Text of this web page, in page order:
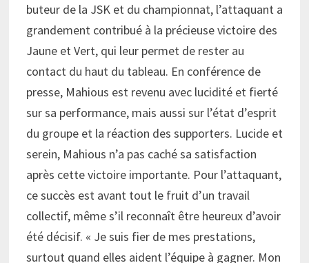
buteur de la JSK et du championnat, l’attaquant a
grandement contribué à la précieuse victoire des
Jaune et Vert, qui leur permet de rester au
contact du haut du tableau. En conférence de
presse, Mahious est revenu avec lucidité et fierté
sur sa performance, mais aussi sur l’état d’esprit
du groupe et la réaction des supporters. Lucide et
serein, Mahious n’a pas caché sa satisfaction
après cette victoire importante. Pour l’attaquant,
ce succès est avant tout le fruit d’un travail
collectif, même s’il reconnaît être heureux d’avoir
été décisif. « Je suis fier de mes prestations,
surtout quand elles aident l’équipe à gagner. Mon